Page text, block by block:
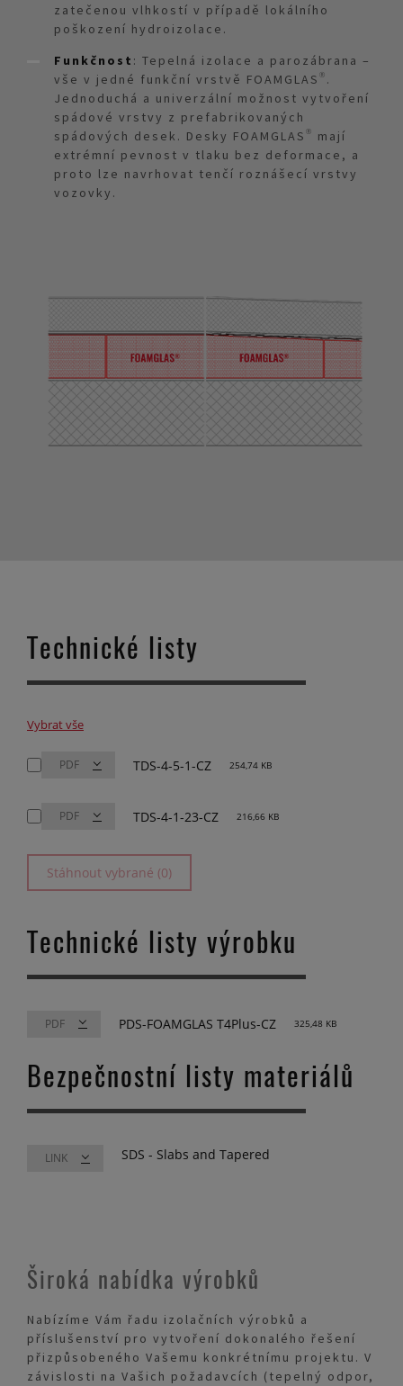
zatečenou vlhkostí v případě lokálního
poškození hydroizolace.
Funkčnost : Tepelná izolace a parozábrana –
vše v jedné funkční vrstvě FOAMGLAS®.
Jednoduchá a univerzální možnost vytvoření
spádové vrstvy z prefabrikovaných
spádových desek. Desky FOAMGLAS® mají
extrémní pevnost v tlaku bez deformace, a
proto lze navrhovat tenčí roznášecí vrstvy
vozovky.
Technické listy
Vybrat vše
TDS-4-5-1-CZ 254,74 KB
TDS-4-1-23-CZ 216,66 KB
Stáhnout vybrané (0)
Technické listy výrobku
PDS-FOAMGLAS T4Plus-CZ 325,48 KB
Bezpečnostní listy materiálů
LINK SDS - Slabs and Tapered
Široká nabídka výrobků
Nabízíme Vám řadu izolačních výrobků a
příslušenství pro vytvoření dokonalého řešení
přizpůsobeného Vašemu konkrétnímu projektu. V
závislosti na Vašich požadavcích (tepelný odpor,